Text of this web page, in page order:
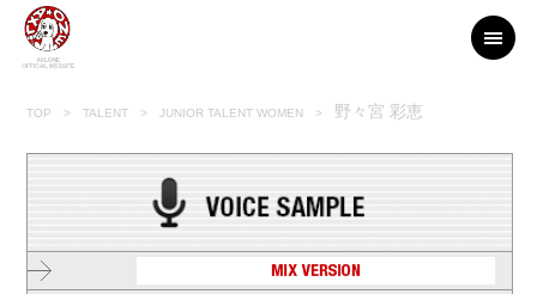
TOP > TALENT > JUNIOR TALENT WOMEN > 野々宮 彩恵